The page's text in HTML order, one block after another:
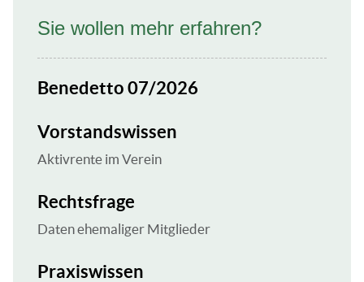
Sie wollen mehr erfahren?
Benedetto 07/2026
Vorstandswissen
Aktivrente im Verein
Rechtsfrage
Daten ehemaliger Mitglieder
Praxiswissen